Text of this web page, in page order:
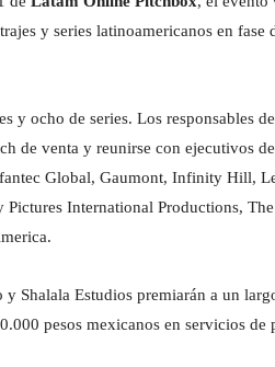
y series latinoamericanos en fase
y ocho de series. Los responsables
de venta y reunirse con ejecutivos
Global, Gaumont, Infinity Hill,
International Productions,
Shalala Estudios premiarán a un
pesos mexicanos en servicios de